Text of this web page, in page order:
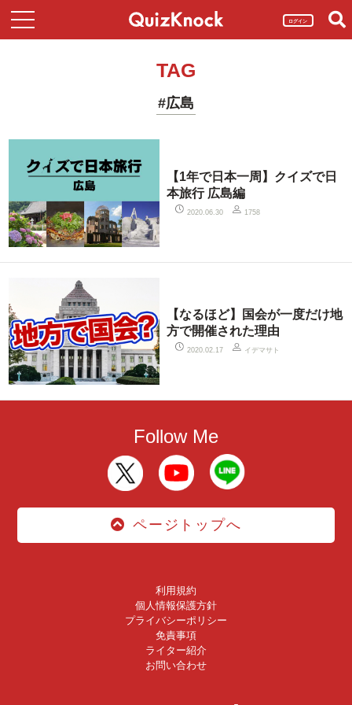
ログイン
TAG
#広島
【1年で日本一周】クイズで日
本旅行 広島編
2020.06.30 1758
【なるほど】国会が一度だけ地
方で開催された理由
2020.02.17 イデマサト
Follow Me
ページトップへ
利用規約
個人情報保護方針
プライバシーポリシー
免責事項
ライター紹介
お問い合わせ